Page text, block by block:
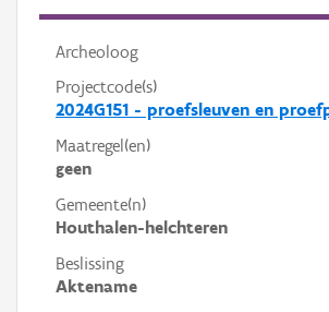
Archeoloog
Projectcode(s)
2024G151 - proefsleuven en
Maatregel(en)
geen
Gemeente(n)
Houthalen-helchteren
Beslissing
Aktename